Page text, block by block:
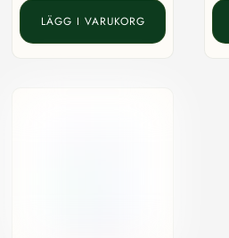
LÄGG I VARUKORG